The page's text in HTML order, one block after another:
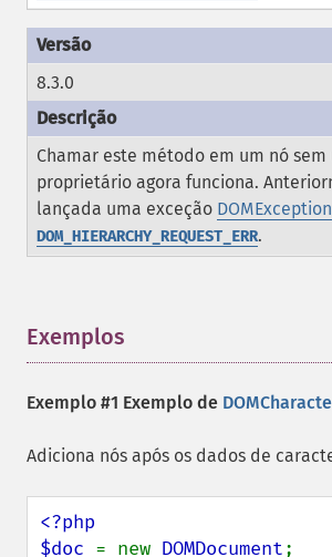
8.3.0
Chamar este método em um nó
proprietário agora funciona.
lançada uma exceção DOMException
DOM_HIERARCHY_REQUEST_ERR.
Exemplos
Exemplo #1 Exemplo de
Adiciona nós após os dados de
<?php
$doc = new DOMDocument